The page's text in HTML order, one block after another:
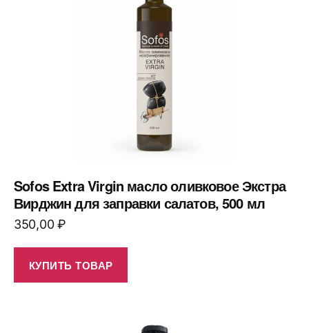
Sofos Extra Virgin масло оливковое Экстра
Вирджин для заправки салатов, 500 мл
350,00₽
КУПИТЬ ТОВАР